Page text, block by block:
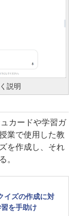
説明
カードや学習ガ
業で使用した教
を作成し、それ
。
イズの作成に対
を手助け